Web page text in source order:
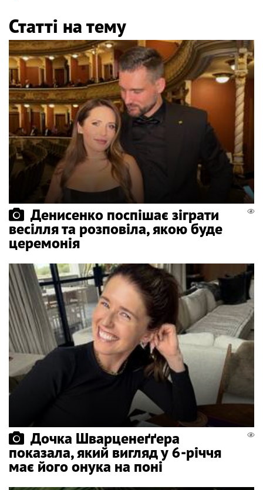
Статті на тему
Денисенко поспішає зіграти
весілля та розповіла, якою буде
церемонія
Дочка Шварценеґґера
показала, який вигляд у 6-річчя
має його онука на поні